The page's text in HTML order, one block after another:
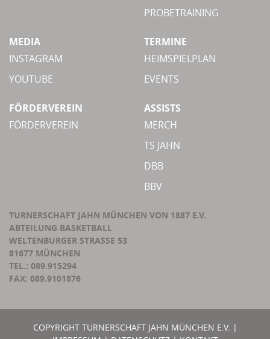
PROBETRAINING
MEDIA
INSTAGRAM
YOUTUBE
TERMINE
HEIMSPIELPLAN
EVENTS
FÖRDERVEREIN
FÖRDERVEREIN
ASSISTS
MERCH
TS JAHN
DBB
BBV
TURNERSCHAFT JAHN MÜNCHEN VON 1887 E.V.
ABTEILUNG BASKETBALL
WELTENBURGER STRASSE 53
81677 MÜNCHEN
TEL.: 089.915294
FAX: 089.9101876
COPYRIGHT TURNERSCHAFT JAHN MÜNCHEN E.V. |